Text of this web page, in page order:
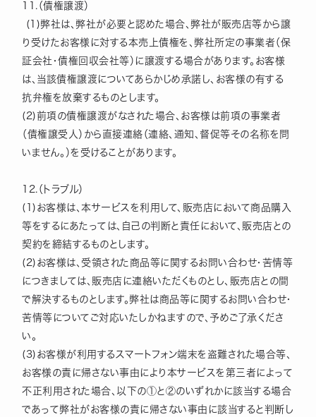
11.（債権譲渡）
(1)弊社は、弊社が必要と認めた場合、弊社が販売店等から譲
り受けたお客様に対する本売上債権を、弊社所定の事業者（保
証会社・債権回収会社等）に譲渡する場合があります。お客様
は、当該債権譲渡についてあらかじめ承諾し、お客様の有する
抗弁権を放棄するものとします。
(2)前項の債権譲渡がなされた場合、お客様は前項の事業者
（債権譲受人）から直接連絡（連絡、通知、督促等その名称を問
いません。）を受けることがあります。
12.（トラブル）
(1)お客様は、本サービスを利用して、販売店において商品購入
等をするにあたっては、自己の判断と責任において、販売店との
契約を締結するものとします。
(2)お客様は、受領された商品等に関するお問い合わせ・苦情等
につきましては、販売店に連絡いただくものとし、販売店との間
で解決するものとします。弊社は商品等に関するお問い合わせ・
苦情等についてご対応いたしかねますので、予めご了承くださ
い。
(3)お客様が利用するスマートフォン端末を盗難された場合等、
お客様の責に帰さない事由により本サービスを第三者によって
不正利用された場合、以下の①と②のいずれかに該当する場合
であって弊社がお客様の責に帰さない事由に該当すると判断し